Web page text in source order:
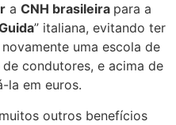
a CNH brasileira para a
” italiana, evitando ter
uma escola de
condutores, e acima de
la em euros.
outros benefícios